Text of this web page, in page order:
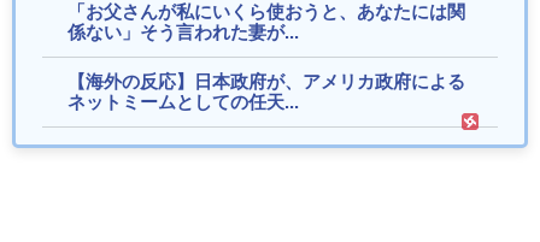
「お父さんが私にいくら使おうと、あなたには関
係ない」そう言われた妻が...
【海外の反応】日本政府が、アメリカ政府による
ネットミームとしての任天...